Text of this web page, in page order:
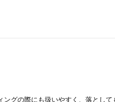
グの際にも扱いやすく、落とし